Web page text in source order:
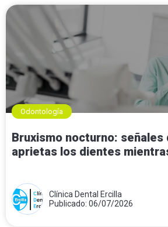
Odontología
Bruxismo nocturno: señales
aprietas los dientes
Clínica Dental Ercilla
Publicado: 06/07/2026